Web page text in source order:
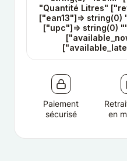
"Quantité Litres"
["ean13"]=>
["upc"]=> string(0)
Paiement
sécurisé
en